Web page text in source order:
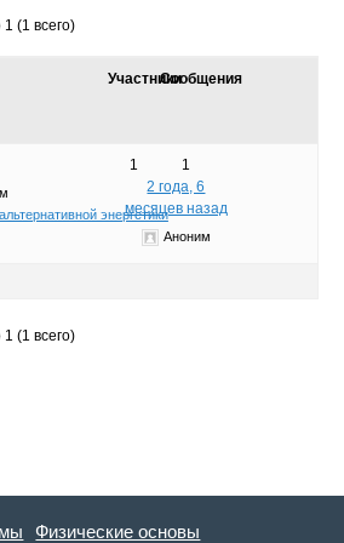
(1 всего)
УчастникиСообщения
энергетики
1
1
2 года, 6
месяцев назад
Аноним
(1 всего)
Физические основы